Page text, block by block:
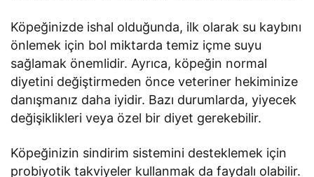
Köpeğinizde ishal olduğunda, ilk olarak su kaybını
önlemek için bol miktarda temiz içme suyu
sağlamak önemlidir. Ayrıca, köpeğin normal
diyetini değiştirmeden önce veteriner hekiminize
danışmanız daha iyidir. Bazı durumlarda, yiyecek
değişiklikleri veya özel bir diyet gerekebilir.
Köpeğinizin sindirim sistemini desteklemek için
probiyotik takviyeler kullanmak da faydalı olabilir.